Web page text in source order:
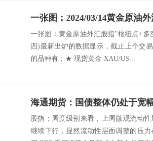
一张图：黄金原油外汇股指"枢纽点+多
四)最新出炉的数据显示，截止上个交
的品种有：★ 现货黄金 XAU/US...
海通期货：国债整体仍处于宽
股指：周度级别来看，上周微观流动
继续下行，显然流动性层面调整的压